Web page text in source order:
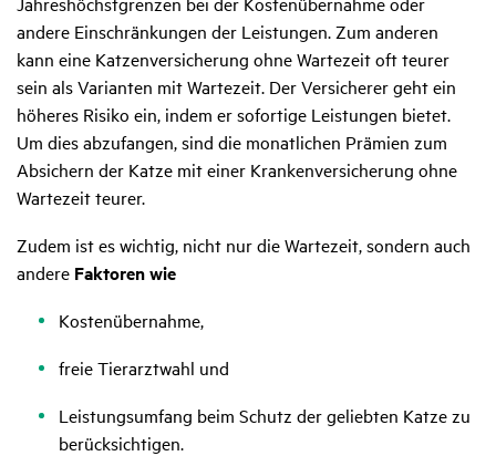
andere Einschränkungen der Leistungen. Zum anderen
kann eine Katzenversicherung ohne Wartezeit oft teurer
sein als Varianten mit Wartezeit. Der Versicherer geht ein
höheres Risiko ein, indem er sofortige Leistungen bietet.
Um dies abzufangen, sind die monatlichen Prämien zum
Absichern der Katze mit einer Krankenversicherung ohne
Wartezeit teurer.
Zudem ist es wichtig, nicht nur die Wartezeit, sondern auch
andere Faktoren wie
Kostenübernahme,
freie Tierarztwahl und
Leistungsumfang beim Schutz der geliebten Katze zu
berücksichtigen.